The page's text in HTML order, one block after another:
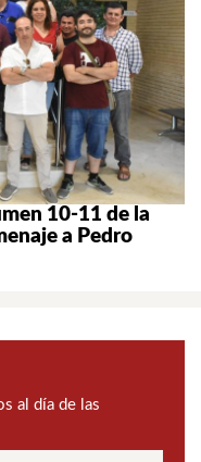
10-11 de la
a Pedro
al día de las